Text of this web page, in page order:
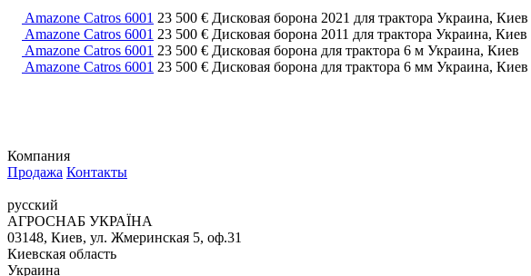
Amazone Catros 6001 23 500 € Дисковая борона 2021 для трактора Украина, Киев
Amazone Catros 6001 23 500 € Дисковая борона 2011 для трактора Украина, Киев
Amazone Catros 6001 23 500 € Дисковая борона для трактора 6 м Украина, Киев
Amazone Catros 6001 23 500 € Дисковая борона для трактора 6 мм Украина, Киев
Компания
Продажа Контакты
русский
АГРОСНАБ УКРАЇНА
03148, Киев, ул. Жмеринская 5, оф.31
Киевская область
Украина